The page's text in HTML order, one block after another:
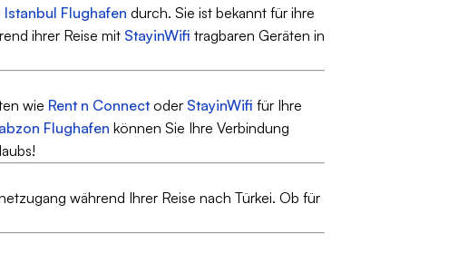
Istanbul Flughafen durch. Sie ist bekannt für ihre
ihrer Reise mit StayinWifi tragbaren Geräten in
wie Rent n Connect oder StayinWifi für Ihre
Flughafen können Sie Ihre Verbindung
während Ihrer Reise nach Türkei. Ob für